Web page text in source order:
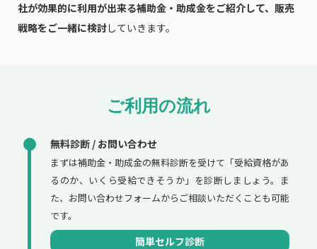
社が効果的に利用が出来る補助金・助成金をご紹介して、販売
戦略をご一緒に検討していきます。
ご利用の流れ
無料診断 / お問い合わせ
まずは補助金・助成金の無料診断を受けて「受給資格があ
るのか、いくら受給できそうか」を診断しましょう。ま
た、お問い合わせフォームからご相談いただくことも可能
です。
簡単セルフ診断